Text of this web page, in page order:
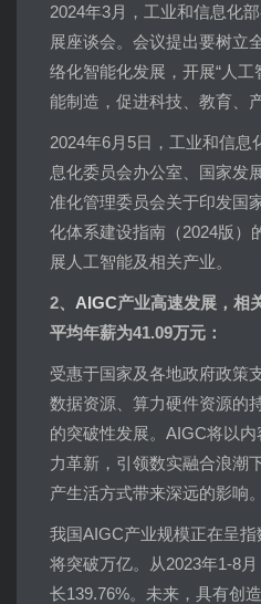
2024年3月，工业和信息化
展座谈会。会议提出要树立
络化智能化发展，开展“人工
能制造，促进科技、教育、
2024年6月5日，工业和信息
息化委员会办公室、国家发
准化管理委员会关于印发国
化体系建设指南（2024版）
展人工智能及相关产业。
2、 AIGC产业高速发展，相
平均年薪为41.09万元：
受惠于国家及各地政府政策
数据资源、算力硬件资源的
的突破性发展。AIGC将以
力革新，引领数实融合浪潮
产生活方式带来深远的影响。
我国AIGC产业规模正在呈
将突破万亿。从2023年1-8
长139.76%。未来，具有创